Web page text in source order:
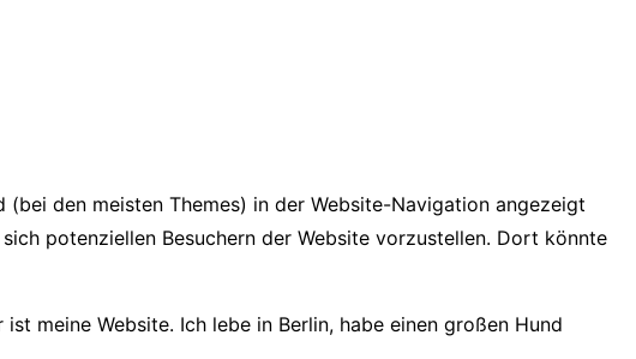
den meisten Themes) in der Website-Navigation angezeigt
potenziellen Besuchern der Website vorzustellen. Dort könnte
meine Website. Ich lebe in Berlin, habe einen großen Hund